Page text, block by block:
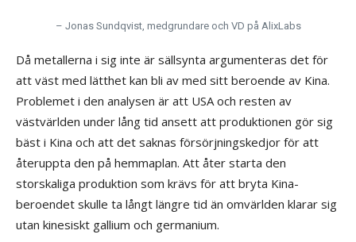
– Jonas Sundqvist, medgrundare och VD på AlixLabs
Då metallerna i sig inte är sällsynta argumenteras det för
att väst med lätthet kan bli av med sitt beroende av Kina.
Problemet i den analysen är att USA och resten av
västvärlden under lång tid ansett att produktionen gör sig
bäst i Kina och att det saknas försörjningskedjor för att
återuppta den på hemmaplan. Att åter starta den
storskaliga produktion som krävs för att bryta Kina-
beroendet skulle ta långt längre tid än omvärlden klarar sig
utan kinesiskt gallium och germanium.